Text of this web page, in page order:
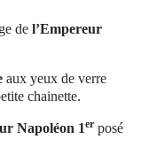
del’Empereur
aux yeux de verre
chainette.
Napoléon 1er posé